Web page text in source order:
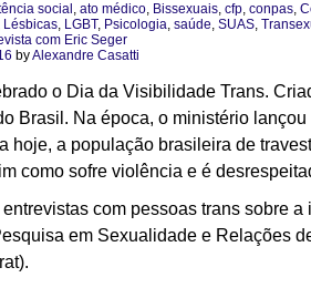
social , ato médico, Bissexuais, cfp, conpas,
Lésbicas, LGBT, Psicologia, saúde, SUAS,
com Eric Seger
byAlexandre Casatti
o Dia da Visibilidade Trans.
Brasil. Na época, o ministério
hoje, a população brasileira de
como sofre violência e é
com pessoas trans sobre
em Sexualidade e Relações